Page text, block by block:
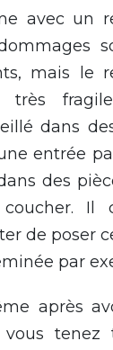
avec un
mais le
très
dans
entrée
des
Il
de poser
par
après
tenez